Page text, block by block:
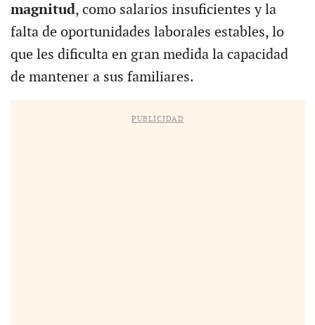
magnitud, como salarios insuficientes y la
falta de oportunidades laborales estables, lo
que les dificulta en gran medida la capacidad
de mantener a sus familiares.
PUBLICIDAD